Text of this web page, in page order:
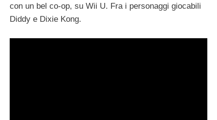
con un bel co-op, su Wii U. Fra i personaggi giocabili
Diddy e Dixie Kong.